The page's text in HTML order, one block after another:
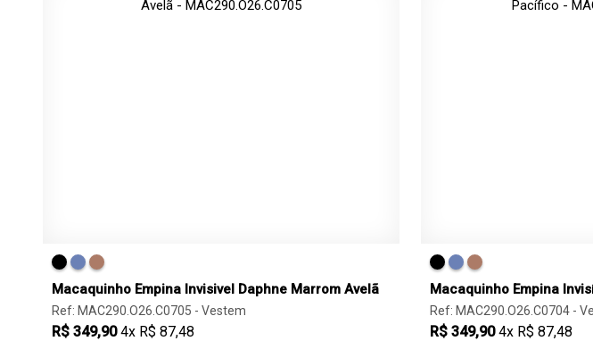
Macaquinho Empina Invisivel Daphne Marrom Avelã
Ref: MAC290.O26.C0705 - Vestem
R$ 349,90 4x R$ 87,48
Macaquinho Empina
Ref: MAC290.O26.C0704 -
R$ 349,90 4x R$ 87,48